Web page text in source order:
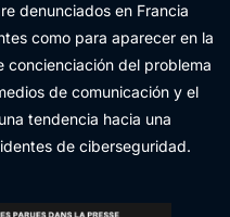
denunciados en Francia
como para aparecer en la
concienciación del problema
de comunicación y el
tendencia hacia una
de ciberseguridad.